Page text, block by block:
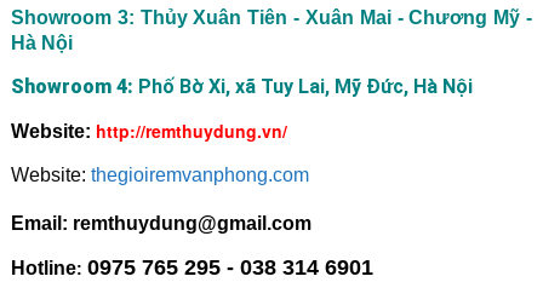
Showroom 3: Thủy Xuân Tiên - Xuân Mai - Chương Mỹ -
Hà Nội
Showroom 4: Phố Bờ Xi, xã Tuy Lai, Mỹ Đức, Hà Nội
Website: http://remthuydung.vn/
Website: thegioiremvanphong.com
Email: remthuydung@gmail.com
Hotline: 0975 765 295 - 038 314 6901